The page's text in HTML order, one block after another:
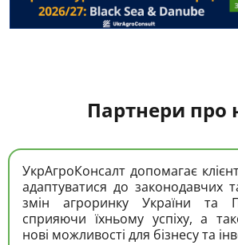
Партнери про
УкрАгроКонсалт допомагає
адаптуватися до законодавчих
змін агроринку України та
сприяючи їхньому успіху, а
нові можливості для бізнесу та